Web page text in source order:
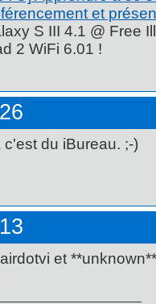
et
S III 4.1 @ Free
2 WiFi 6.01 !
c'est du iBureau. ;-)
et